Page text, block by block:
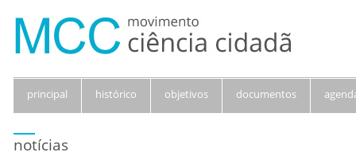
principal histórico objetivos documentos
notícias